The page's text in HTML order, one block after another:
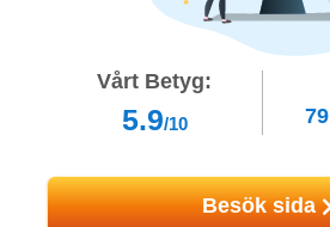
Vårt Betyg:
5.9/10
79
Besök sida